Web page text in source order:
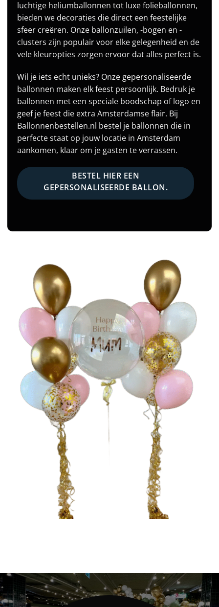
luchtige heliumballonnen tot luxe folieballonnen,
bieden we decoraties die direct een feestelijke
sfeer creëren. Onze ballonzuilen, -bogen en -
clusters zijn populair voor elke gelegenheid en de
vele kleuropties zorgen ervoor dat alles perfect is.
Wil je iets echt unieks? Onze gepersonaliseerde
ballonnen maken elk feest persoonlijk. Bedruk je
ballonnen met een speciale boodschap of logo en
geef je feest die extra Amsterdamse flair. Bij
Ballonnenbestellen.nl bestel je ballonnen die in
perfecte staat op jouw locatie in Amsterdam
aankomen, klaar om je gasten te verrassen.
BESTEL HIER EEN
GEPERSONALISEERDE BALLON.